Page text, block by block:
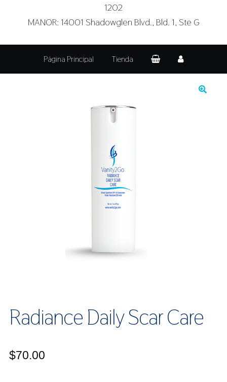
1202
MANOR: 14001 Shadowglen Blvd., Bld. 1, Ste G
Página Principal Tienda
Radiance Daily Scar Care
$70.00